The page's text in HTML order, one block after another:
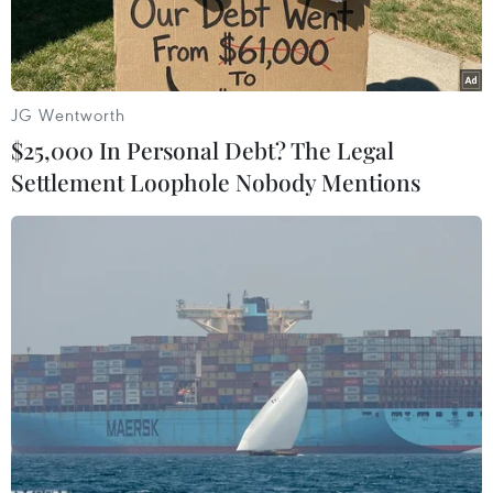
Lực lượng đặc nhiệm Pháp điều tra tại hiện trường vụ tấn công
bằng dao ở nhà thờ thành phố Nice, miền Nam Pháp. (Ảnh:
AFP/TTXVN)
Ngày 29/10, Thủ tướng Pháp Jean Castex cho
biết nước này đã nâng cấp cảnh báo về an ninh
lên mức cao nhất trên toàn quốc sau khi xảy ra
JG Wentworth
$25,000 In Personal Debt? The Legal
Settlement Loophole Nobody Mentions